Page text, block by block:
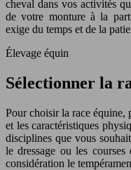
cheval dans vos activités
de votre monture à la
exige du temps et de la
Élevage équin
Sélectionner la
Pour choisir la race équine,
et les caractéristiques
disciplines que vous
le dressage ou les
considération le